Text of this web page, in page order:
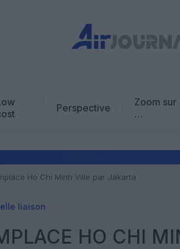
Perspective
Zoom sur
…
Avis
Ho Chi Minh Ville par Jakarta
liaison
HO CHI